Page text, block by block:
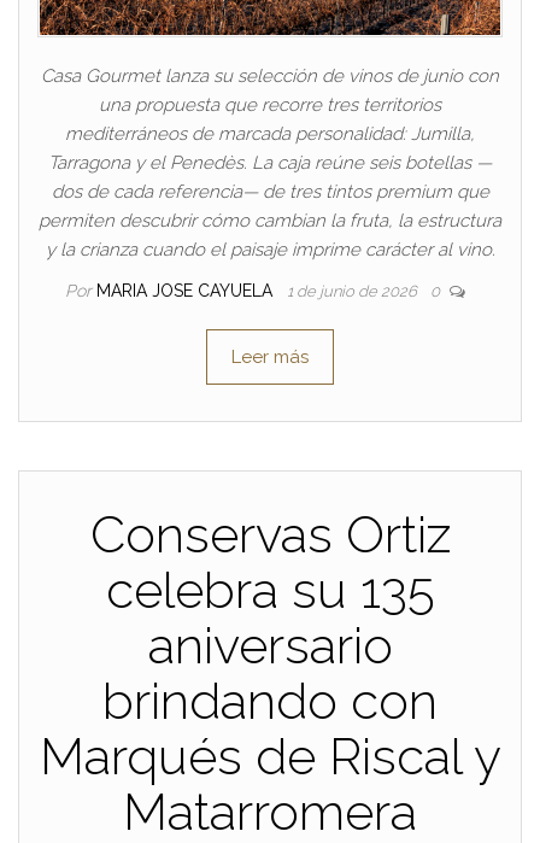
Casa Gourmet lanza su selección de vinos de junio con
una propuesta que recorre tres territorios
mediterráneos de marcada personalidad: Jumilla,
Tarragona y el Penedès. La caja reúne seis botellas —
dos de cada referencia— de tres tintos premium que
permiten descubrir cómo cambian la fruta, la estructura
y la crianza cuando el paisaje imprime carácter al vino.
Por MARIA JOSE CAYUELA 1 de junio de 2026 0
Leer más
Conservas Ortiz
celebra su 135
aniversario
brindando con
Marqués de Riscal y
Matarromera